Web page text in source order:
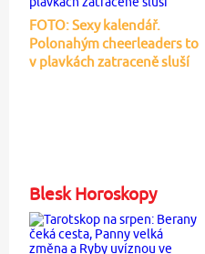
FOTO: Sexy kalendář.
Polonahým cheerleaders to
v plavkách zatraceně sluší
Blesk Horoskopy